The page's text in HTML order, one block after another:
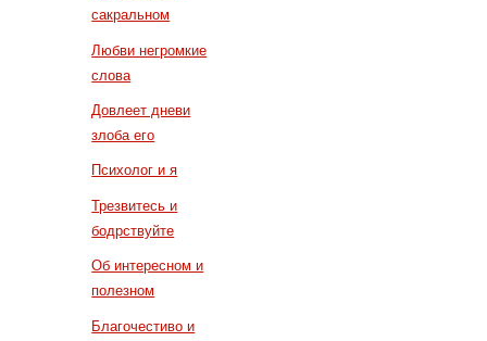
сакральном
Любви негромкие
слова
Довлеет дневи
злоба его
Психолог и я
Трезвитесь и
бодрствуйте
Об интересном и
полезном
Благочестиво и